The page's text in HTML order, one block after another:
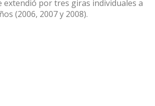
extendió por tres giras individuales a
(2006, 2007 y 2008).